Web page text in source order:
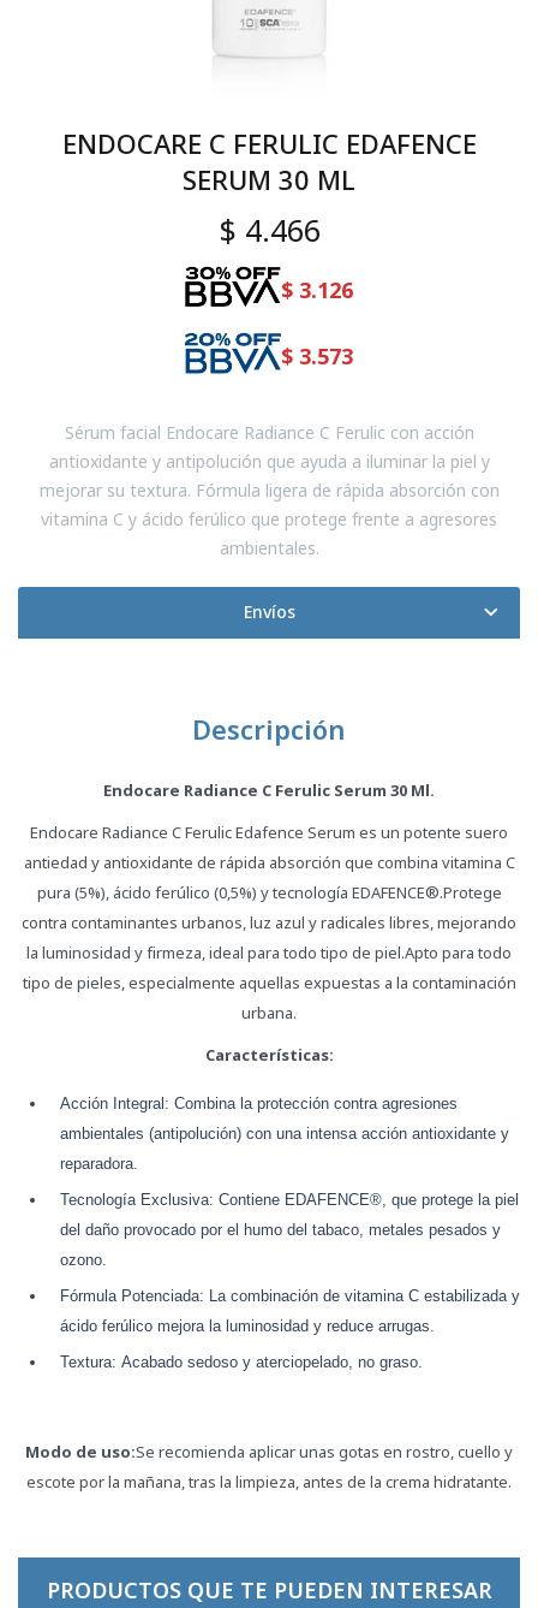
ENDOCARE C FERULIC EDAFENCE
SERUM 30 ML
$ 4.466
$ 3.126
$ 3.573
Sérum facial Endocare Radiance C Ferulic con acción
antioxidante y antipolución que ayuda a iluminar la piel y
mejorar su textura. Fórmula ligera de rápida absorción con
vitamina C y ácido ferúlico que protege frente a agresores
ambientales.
Envíos
Descripción
Endocare Radiance C Ferulic Serum 30 Ml.
Endocare Radiance C Ferulic Edafence Serum es un potente suero
antiedad y antioxidante de rápida absorción que combina vitamina C
pura (5%), ácido ferúlico (0,5%) y tecnología EDAFENCE®.Protege
contra contaminantes urbanos, luz azul y radicales libres, mejorando
la luminosidad y firmeza, ideal para todo tipo de piel.Apto para todo
tipo de pieles, especialmente aquellas expuestas a la contaminación
urbana.
Características:
Acción Integral: Combina la protección contra agresiones
ambientales (antipolución) con una intensa acción antioxidante y
reparadora.
Tecnología Exclusiva: Contiene EDAFENCE®, que protege la piel
del daño provocado por el humo del tabaco, metales pesados y
ozono.
Fórmula Potenciada: La combinación de vitamina C estabilizada y
ácido ferúlico mejora la luminosidad y reduce arrugas.
Textura: Acabado sedoso y aterciopelado, no graso.
Modo de uso:Se recomienda aplicar unas gotas en rostro, cuello y
escote por la mañana, tras la limpieza, antes de la crema hidratante.
PRODUCTOS QUE TE PUEDEN INTERESAR